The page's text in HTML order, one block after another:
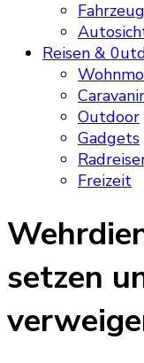
Reisen &
Outdoor
Gadgets
Freizeit
setzen